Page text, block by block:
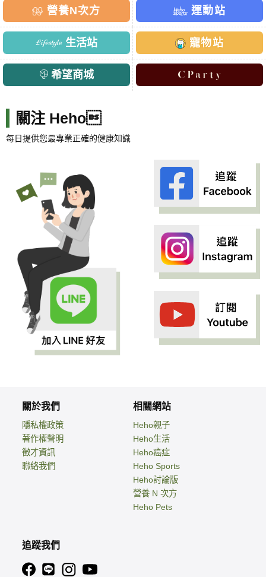
營養N次方 運動站
生活站 寵物站
希望商城
關注 Heho
每日提供您最專業正確的健康知識
關於我們
隱私權政策
著作權聲明
徵才資訊
聯絡我們
相關網站
Heho親子
Heho生活
Heho癌症
Heho Sports
Heho討論版
營養 N 次方
Heho Pets
追蹤我們